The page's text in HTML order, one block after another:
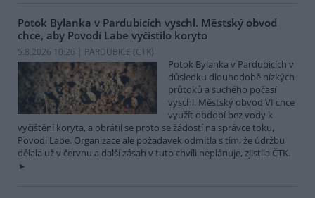
Potok Bylanka v Pardubicích vyschl. Městský obvod
chce, aby Povodí Labe vyčistilo koryto
5.8.2026 10:26 | PARDUBICE (ČTK)
Potok Bylanka v Pardubicích v
důsledku dlouhodobě nízkých
průtoků a suchého počasí
vyschl. Městský obvod VI chce
využít období bez vody k
vyčištění koryta, a obrátil se proto se žádostí na správce toku,
Povodí Labe. Organizace ale požadavek odmítla s tím, že údržbu
dělala už v červnu a další zásah v tuto chvíli neplánuje, zjistila ČTK.